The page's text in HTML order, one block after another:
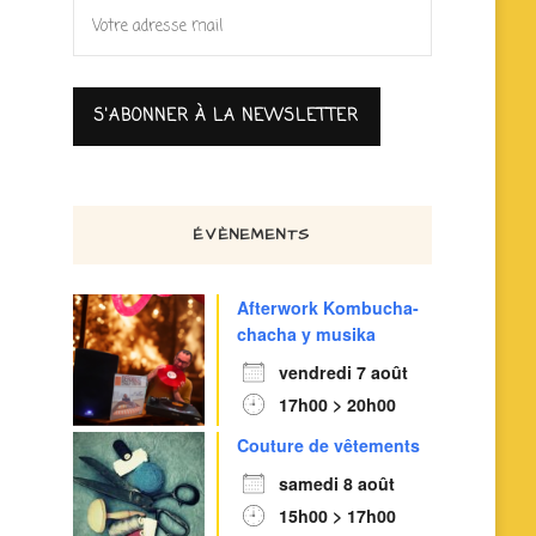
ÉVÈNEMENTS
Afterwork Kombucha-
chacha y musika
vendredi 7 août
17h00 > 20h00
Couture de vêtements
samedi 8 août
15h00 > 17h00